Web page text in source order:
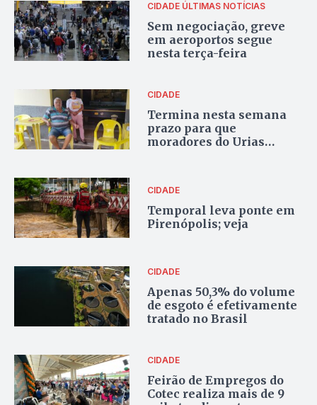
CIDADE ÚLTIMAS NOTÍCIAS
Sem negociação, greve
em aeroportos segue
nesta terça-feira
CIDADE
Termina nesta semana
prazo para que
moradores do Urias
pública
CIDADE
Temporal leva ponte em
Pirenópolis; veja
CIDADE
Apenas 50,3% do volume
de esgoto é efetivamente
tratado no Brasil
CIDADE
Feirão de Empregos do
Cotec realiza mais de 9